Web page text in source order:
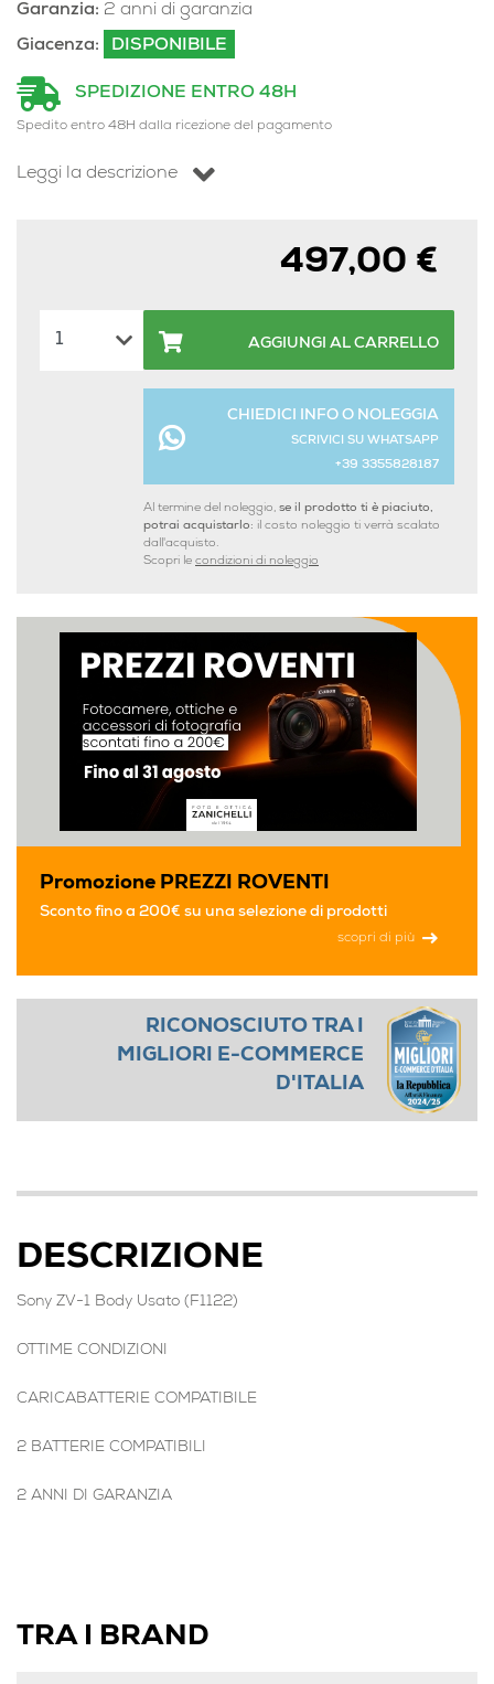
Garanzia: 2 anni di garanzia
Giacenza:
DISPONIBILE
SPEDIZIONE ENTRO 48H
Spedito entro 48H dalla ricezione del pagamento
Leggi la descrizione
497,00 €
AGGIUNGI AL CARRELLO
CHIEDICI INFO O NOLEGGIA
SCRIVICI SU WHATSAPP
+39 3355828187
Al termine del noleggio, se il prodotto ti è piaciuto,
potrai acquistarlo: il costo noleggio ti verrà scalato
dall'acquisto.
Scopri le condizioni di noleggio
Promozione PREZZI ROVENTI
Sconto fino a 200€ su una selezione di prodotti
scopri di più
RICONOSCIUTO TRA I
MIGLIORI E-COMMERCE
D'ITALIA
DESCRIZIONE
Sony ZV-1 Body Usato (F1122)
OTTIME CONDIZIONI
CARICABATTERIE COMPATIBILE
2 BATTERIE COMPATIBILI
2 ANNI DI GARANZIA
TRA I BRAND